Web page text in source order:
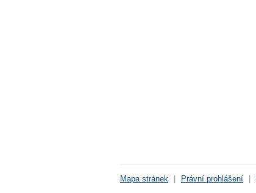
Mapa stránek | Právní prohlášení |